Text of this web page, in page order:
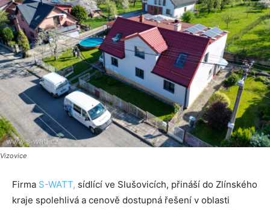
Vizovice
Firma S-WATT, sídlící ve Slušovicích, přináší do Zlínského
kraje spolehlivá a cenově dostupná řešení v oblasti